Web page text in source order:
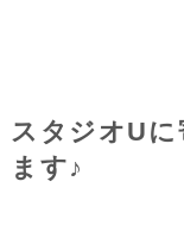
スタジオUに
ます♪